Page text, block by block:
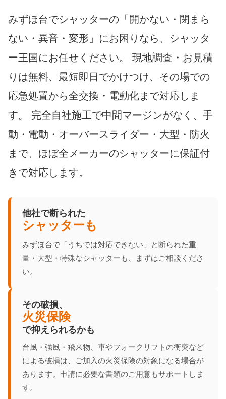
みずほ台でシャッターの「開かない・閉まら
ない・異音・変形」にお困りなら、シャッタ
ー王国にお任せください。 現地調査・お見積
りは無料、最短即日でかけつけ、その場での
応急処置から全交換・電動化まで対応しま
す。 完全自社施工で中間マージンがなく、手
動・電動・オーバースライダー・大型・防火
まで、ほぼ全メーカーのシャッターに保証付
きで対応します。
他社で断られた
シャッターも
みずほ台で「うちでは対応できない」と断られた重
量・大型・特殊なシャッターも、まずはご相談くださ
い。
その破損、
火災保険
で抑えられるかも
台風・強風・飛来物、車やフォークリフトの衝突など
による破損は、ご加入の火災保険の対象になる場合が
あります。申請に必要な書類のご用意もサポートしま
す。